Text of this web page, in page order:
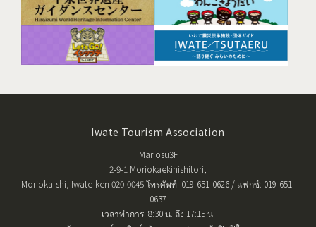
Iwate Tourism Association
Mariosu3F
2-9-1 Moriokaekinishitori,
Morioka-shi, Iwate-ken 020-0045 โทรศัพท์: 019-651-0626 / แฟกซ์: 019-651-
0637
เวลาทำการ: 8:30 น. ถึง 17:15 น.